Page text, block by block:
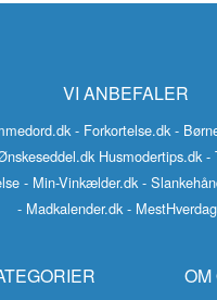
VI ANBEFALER
- Forkortelse.dk -
Husmodertips.dk -
- Min-Vinkælder.dk -
- Madkalender.dk -
OM